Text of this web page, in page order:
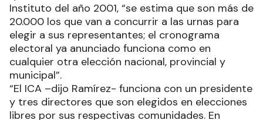
Instituto del año 2001, “se estima que son más de
20.000 los que van a concurrir a las urnas para
elegir a sus representantes; el cronograma
electoral ya anunciado funciona como en
cualquier otra elección nacional, provincial y
municipal”.
“El ICA –dijo Ramírez- funciona con un presidente
y tres directores que son elegidos en elecciones
libres por sus respectivas comunidades. En